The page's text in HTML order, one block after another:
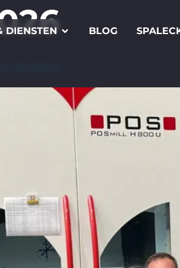
DIENSTEN BLOG